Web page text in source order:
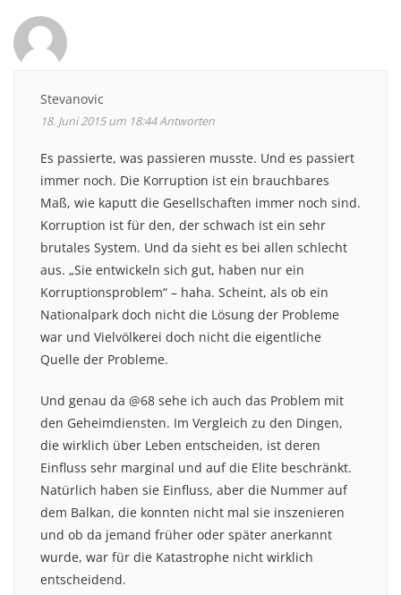
Stevanovic
18. Juni 2015 um 18:44Antworten
Es passierte, was passieren musste. Und es passiert
immer noch. Die Korruption ist ein brauchbares
Maß, wie kaputt die Gesellschaften immer noch sind.
Korruption ist für den, der schwach ist ein sehr
brutales System. Und da sieht es bei allen schlecht
aus. „Sie entwickeln sich gut, haben nur ein
Korruptionsproblem“ – haha. Scheint, als ob ein
Nationalpark doch nicht die Lösung der Probleme
war und Vielvölkerei doch nicht die eigentliche
Quelle der Probleme.
Und genau da @68 sehe ich auch das Problem mit
den Geheimdiensten. Im Vergleich zu den Dingen,
die wirklich über Leben entscheiden, ist deren
Einfluss sehr marginal und auf die Elite beschränkt.
Natürlich haben sie Einfluss, aber die Nummer auf
dem Balkan, die konnten nicht mal sie inszenieren
und ob da jemand früher oder später anerkannt
wurde, war für die Katastrophe nicht wirklich
entscheidend.